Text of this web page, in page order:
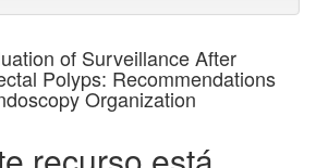
of Surveillance After
Polyps: Recommendations
Organization